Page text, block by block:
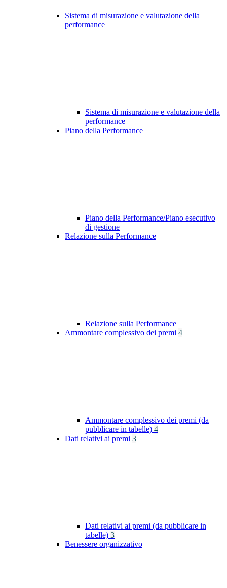
Sistema di misurazione e valutazione della
performance
Sistema di misurazione e valutazione della
performance
Piano della Performance
Piano della Performance/Piano esecutivo
di gestione
Relazione sulla Performance
Relazione sulla Performance
Ammontare complessivo dei premi 4
Ammontare complessivo dei premi (da
pubblicare in tabelle) 4
Dati relativi ai premi 3
Dati relativi ai premi (da pubblicare in
tabelle) 3
Benessere organizzativo